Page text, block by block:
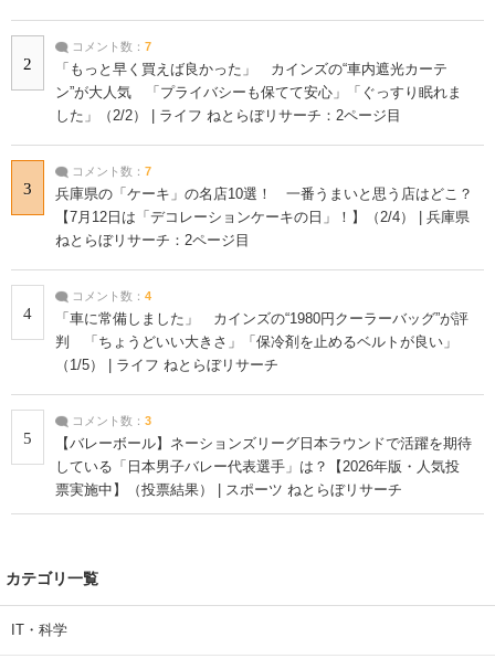
2
コメント数： 7
「もっと早く買えば良かった」 カインズの“車内遮光カーテ
ン”が大人気 「プライバシーも保てて安心」「ぐっすり眠れま
した」（2/2） | ライフ ねとらぼリサーチ：2ページ目
3
コメント数： 7
兵庫県の「ケーキ」の名店10選！ 一番うまいと思う店はどこ？
【7月12日は「デコレーションケーキの日」！】（2/4） | 兵庫県
ねとらぼリサーチ：2ページ目
4
コメント数： 4
「車に常備しました」 カインズの“1980円クーラーバッグ”が評
判 「ちょうどいい大きさ」「保冷剤を止めるベルトが良い」
（1/5） | ライフ ねとらぼリサーチ
5
コメント数： 3
【バレーボール】ネーションズリーグ日本ラウンドで活躍を期待
している「日本男子バレー代表選手」は？【2026年版・人気投
票実施中】（投票結果） | スポーツ ねとらぼリサーチ
カテゴリ一覧
IT・科学